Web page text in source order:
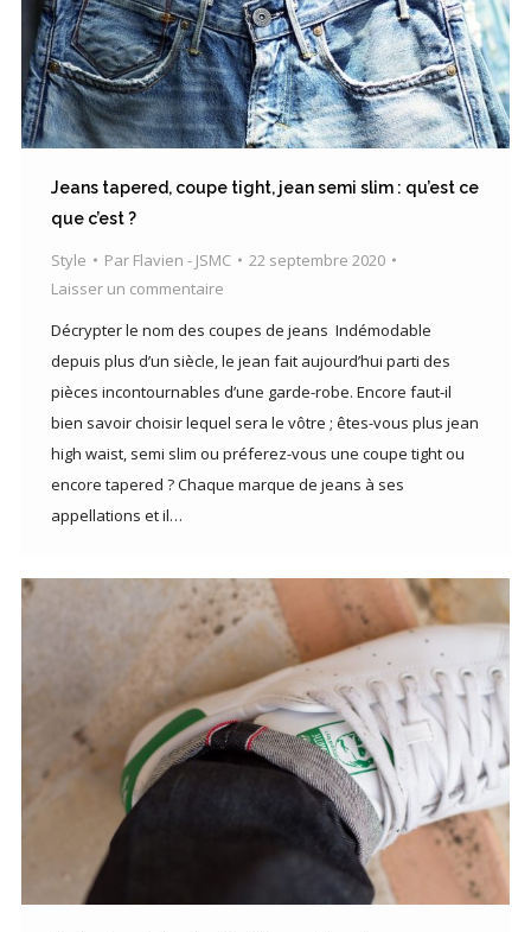
Jeans tapered, coupe tight, jean semi slim : qu’est ce
que c’est ?
Style Par Flavien - JSMC
22 septembre 2020
Laisser un commentaire
Décrypter le nom des coupes de jeans Indémodable
depuis plus d’un siècle, le jean fait aujourd’hui parti des
pièces incontournables d’une garde-robe. Encore faut-il
bien savoir choisir lequel sera le vôtre ; êtes-vous plus jean
high waist, semi slim ou préferez-vous une coupe tight ou
encore tapered ? Chaque marque de jeans à ses
appellations et il…